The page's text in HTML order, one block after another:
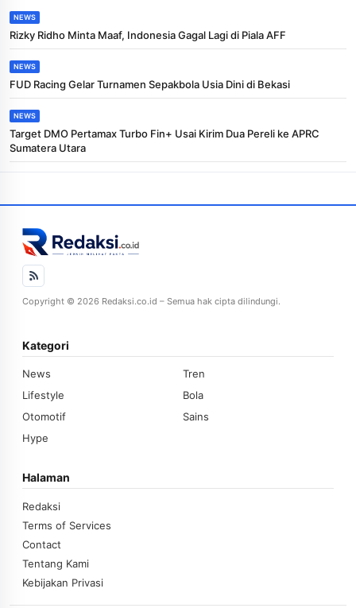
NEWS
Rizky Ridho Minta Maaf, Indonesia Gagal Lagi di Piala AFF
NEWS
FUD Racing Gelar Turnamen Sepakbola Usia Dini di Bekasi
NEWS
Target DMO Pertamax Turbo Fin+ Usai Kirim Dua Pereli ke APRC
Sumatera Utara
Copyright © 2026 Redaksi.co.id – Semua hak cipta dilindungi.
Kategori
News
Tren
Lifestyle
Bola
Otomotif
Sains
Hype
Halaman
Redaksi
Terms of Services
Contact
Tentang Kami
Kebijakan Privasi